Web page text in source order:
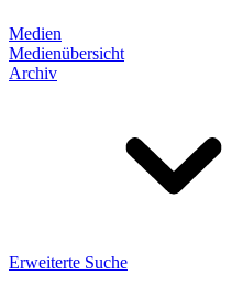
Medien
Medienübersicht
Archiv
Erweiterte Suche